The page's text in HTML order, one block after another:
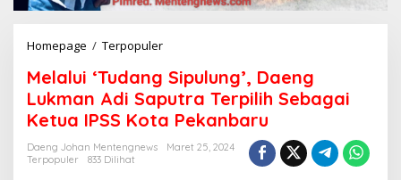
Homepage / Terpopuler
a
l
u
Melalui ‘Tudang Sipulung’, Daeng
Lukman Adi Saputra Terpilih Sebagai
Ketua IPSS Kota Pekanbaru
Daeng Johan Mentengnews
Maret 25, 2024
Terpopuler
833 Dilihat